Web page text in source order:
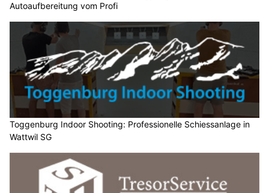
Autoaufbereitung vom Profi
Toggenburg Indoor Shooting: Professionelle Schiessanlage in
Wattwil SG